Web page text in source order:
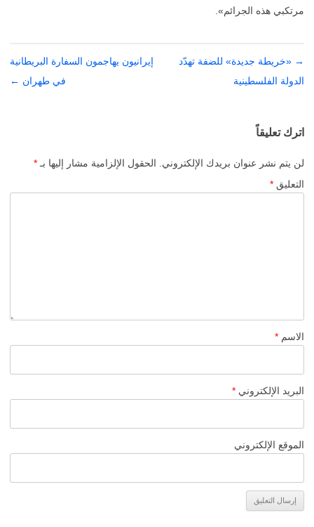
مرتكبي هذه الجرائم».
تصفّح
المقالات
→ «خريطة جديدة» للضفة تهدّد
الدولة الفلسطينية
إيرانيون يهاجمون السفارة البريطانية
في طهران ←
اترك تعليقاً
لن يتم نشر عنوان بريدك الإلكتروني. الحقول الإلزامية مشار إليها بـ *
التعليق *
الاسم *
البريد الإلكتروني *
الموقع الإلكتروني